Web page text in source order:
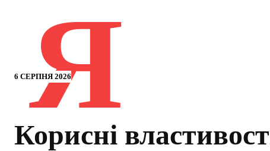
6 СЕРПНЯ 2026
Я
Корисні